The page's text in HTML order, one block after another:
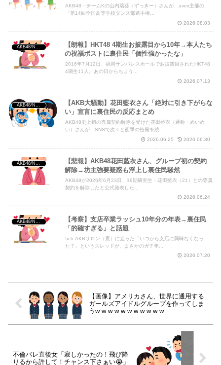
AKB48・チームKの山内瑞葵（ずっきー）さんが、avex主催の
「第14回全国高等学校ダンス部選手権...
2026.08.03
AKB48/NGT48/他アイドル
【朗報】HKT48 4期生お披露目から10年→本人たち
の祝福ポストに裏住民「個性強かったな」
2016年7月12日、福岡サンパレスホールでお披露目されたHKT48
4期生11人。あの日からちょう...
2026.07.13
AKB48/NGT48/他アイドル
【AKB大騒動】花田藍衣さん「絶対に引き下がらな
い」宣言に裏住民の反応まとめ
AKB48史上初の専属契約解除を受けた花田藍衣（通称・めいめ
い）さんが、SNSで次々と衝撃の告発を続...
2026.06.25
2026.06.30
AKB48/NGT48/他アイドル
【悲報】AKB48花田藍衣さん、グループ初の契約
解除→坊主強要疑惑も浮上し裏住民騒然
AKB48が2026年6月23日、19期研究生・花田藍衣（21）との専属
契約を解除したと公式発表した...
2026.06.24
AKB48/NGT48/他アイドル
【考察】支店卒業ラッシュ10年分の年表→裏住民
「的確すぎる」と話題
5ch AKBサロン（裏）に立った「いつから支店に興味なくなっ
た？」というスレッドが、まさかのガチ年...
2026.07.20
【画像】アメリカさん、世界に通用する
ガールズアイドルグループを作ってしま
うw w w w w w w w w w w
不倫バレ直後女「寂しかったの！飛び降
りるから許して！チャンス下さぁい😭」